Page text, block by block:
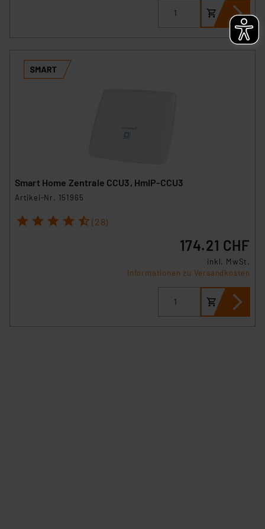
Smart Home Zentrale CCU3, HmIP-CCU3
Artikel-Nr. 151965
1 2 3 4 5 (28)
174.21 CHF
inkl. MwSt.
Informationen zu Versandkosten